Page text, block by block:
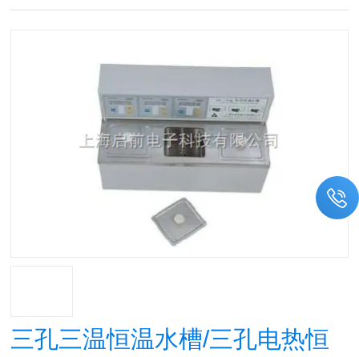
三孔三温恒温水槽/三孔电热恒